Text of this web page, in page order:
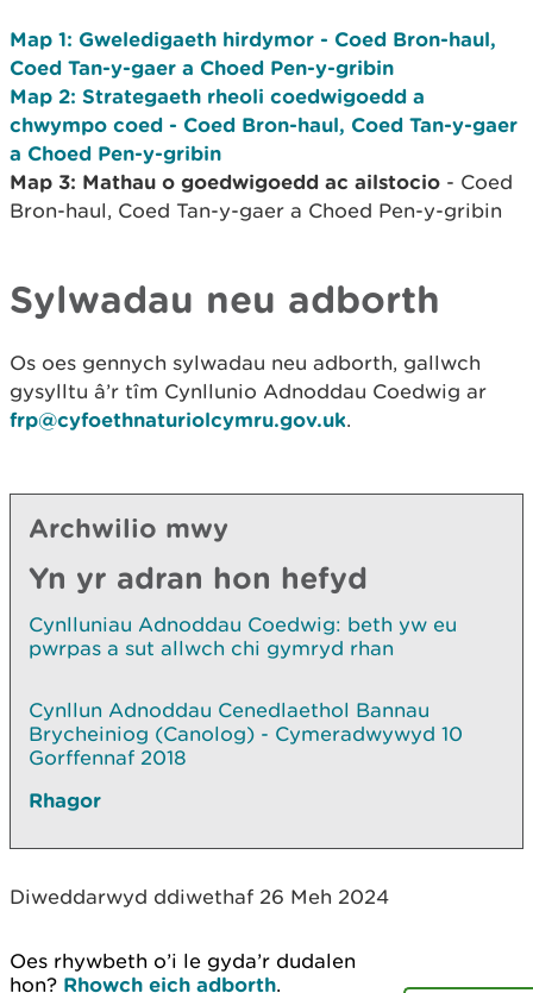
Map 1: Gweledigaeth hirdymor - Coed Bron-haul,
Coed Tan-y-gaer a Choed Pen-y-gribin
Map 2: Strategaeth rheoli coedwigoedd a
chwympo coed - Coed Bron-haul, Coed Tan-y-gaer
a Choed Pen-y-gribin
Map 3: Mathau o goedwigoedd ac ailstocio - Coed
Bron-haul, Coed Tan-y-gaer a Choed Pen-y-gribin
Sylwadau neu adborth
Os oes gennych sylwadau neu adborth, gallwch
gysylltu â’r tîm Cynllunio Adnoddau Coedwig ar
frp@cyfoethnaturiolcymru.gov.uk.
Archwilio mwy
Yn yr adran hon hefyd
Cynlluniau Adnoddau Coedwig: beth yw eu
pwrpas a sut allwch chi gymryd rhan
Cynllun Adnoddau Cenedlaethol Bannau
Brycheiniog (Canolog) - Cymeradwywyd 10
Gorffennaf 2018
Rhagor
Diweddarwyd ddiwethaf 26 Meh 2024
Oes rhywbeth o’i le gyda’r dudalen
hon? Rhowch eich adborth.